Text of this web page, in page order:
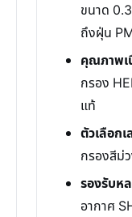
ขนาด
ถึงฝุ่น
คุณภาพเ
กรอง
แท้
ตัวเลือกเ
กรองสีม่
รองรับห
อากาศ